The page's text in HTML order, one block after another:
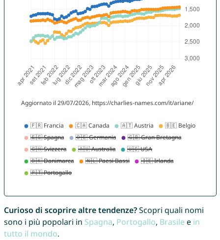
Curioso di scoprire altre tendenze?Scopri quali nomi
sono i più popolari in Spagna, Portogallo, Brasile e in
tutto il mondo.